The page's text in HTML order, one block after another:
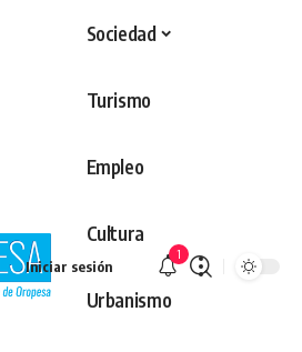
Sociedad
Turismo
Empleo
Cultura
Urbanismo
Iniciar sesión
1